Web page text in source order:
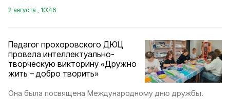
2 августа , 10:46
Педагог прохоровского ДЮЦ
провела интеллектуально-
творческую викторину «Дружно
жить – добро творить»
Она была посвящена Международному дню дружбы.